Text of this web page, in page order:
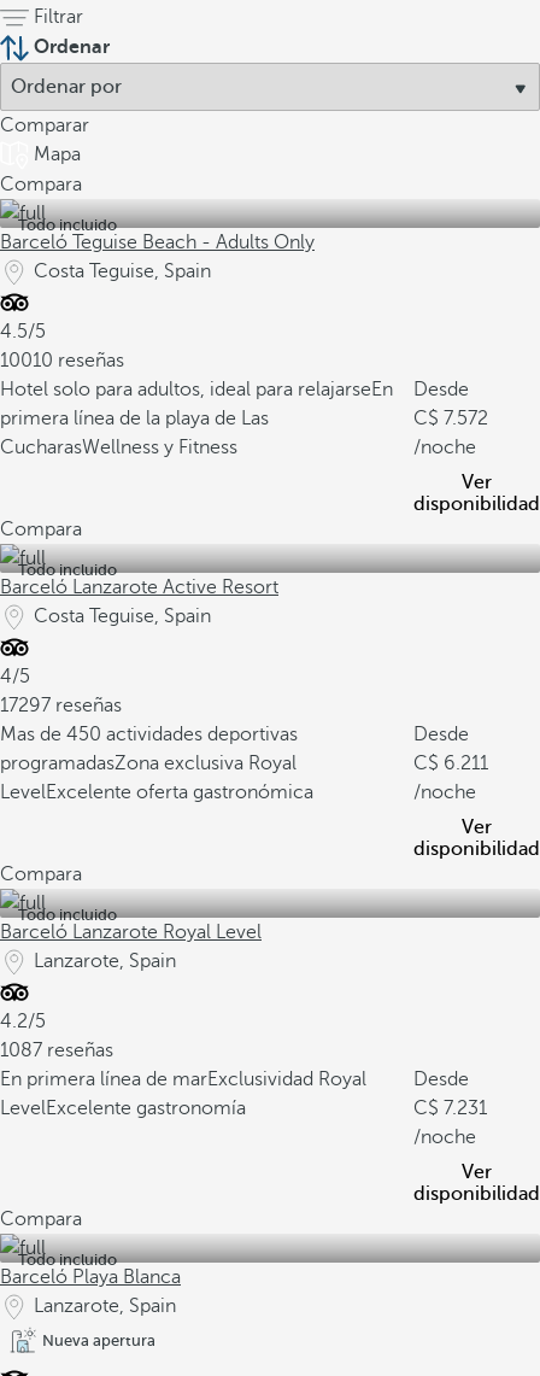
Filtrar
Ordenar
Comparar
Mapa
Compara
Todo incluido
Barceló Teguise Beach - Adults Only
Costa Teguise, Spain
4.5/5
10010 reseñas
Hotel solo para adultos, ideal para relajarseEn
primera línea de la playa de Las
CucharasWellness y Fitness
Desde
7.572
/noche
Ver
disponibilidad
Compara
Todo incluido
Barceló Lanzarote Active Resort
Costa Teguise, Spain
4/5
17297 reseñas
Mas de 450 actividades deportivas
programadasZona exclusiva Royal
LevelExcelente oferta gastronómica
Desde
6.211
/noche
Ver
disponibilidad
Compara
Todo incluido
Barceló Lanzarote Royal Level
Lanzarote, Spain
4.2/5
1087 reseñas
En primera línea de marExclusividad Royal
LevelExcelente gastronomía
Desde
7.231
/noche
Ver
disponibilidad
Compara
Todo incluido
Barceló Playa Blanca
Lanzarote, Spain
Nueva apertura